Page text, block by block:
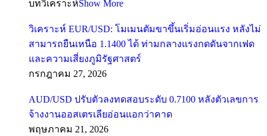
บทวิเคราะห์Show More
วิเคราะห์ EUR/USD: โมเมนตัมขาขึ้นเริ่มอ่อนแรง หลังไม่
สามารถยืนเหนือ 1.1400 ได้ ท่ามกลางแรงกดดันจากเฟด
และความเสี่ยงภูมิรัฐศาสตร์
กรกฎาคม 27, 2026
AUD/USD ปรับตัวลงทดสอบระดับ 0.7100 หลังตัวเลขการ
จ้างงานออสเตรเลียอ่อนแอกว่าคาด
พฤษภาคม 21, 2026